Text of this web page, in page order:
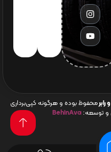
رابرمحفوظ بوده و هرگونه کپی‌برداری
و توسعه: BehinAva